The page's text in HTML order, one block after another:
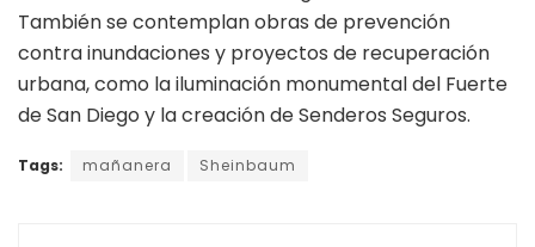
También se contemplan obras de prevención
contra inundaciones y proyectos de recuperación
urbana, como la iluminación monumental del Fuerte
de San Diego y la creación de Senderos Seguros.
Tags: mañanera Sheinbaum